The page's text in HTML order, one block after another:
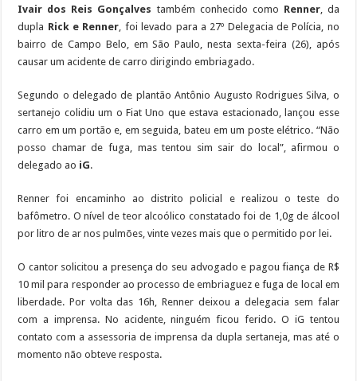
Ivair dos Reis Gonçalves também conhecido como Renner, da
dupla Rick e Renner, foi levado para a 27º Delegacia de Polícia, no
bairro de Campo Belo, em São Paulo, nesta sexta-feira (26), após
causar um acidente de carro dirigindo embriagado.
Segundo o delegado de plantão Antônio Augusto Rodrigues Silva, o
sertanejo colidiu um o Fiat Uno que estava estacionado, lançou esse
carro em um portão e, em seguida, bateu em um poste elétrico. “Não
posso chamar de fuga, mas tentou sim sair do local”, afirmou o
delegado ao iG.
Renner foi encaminho ao distrito policial e realizou o teste do
bafômetro. O nível de teor alcoólico constatado foi de 1,0g de álcool
por litro de ar nos pulmões, vinte vezes mais que o permitido por lei.
O cantor solicitou a presença do seu advogado e pagou fiança de R$
10 mil para responder ao processo de embriaguez e fuga de local em
liberdade. Por volta das 16h, Renner deixou a delegacia sem falar
com a imprensa. No acidente, ninguém ficou ferido. O iG tentou
contato com a assessoria de imprensa da dupla sertaneja, mas até o
momento não obteve resposta.